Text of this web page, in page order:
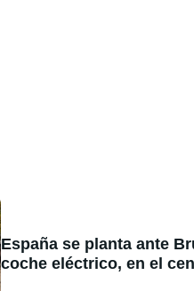
España se planta ante
coche eléctrico, en el